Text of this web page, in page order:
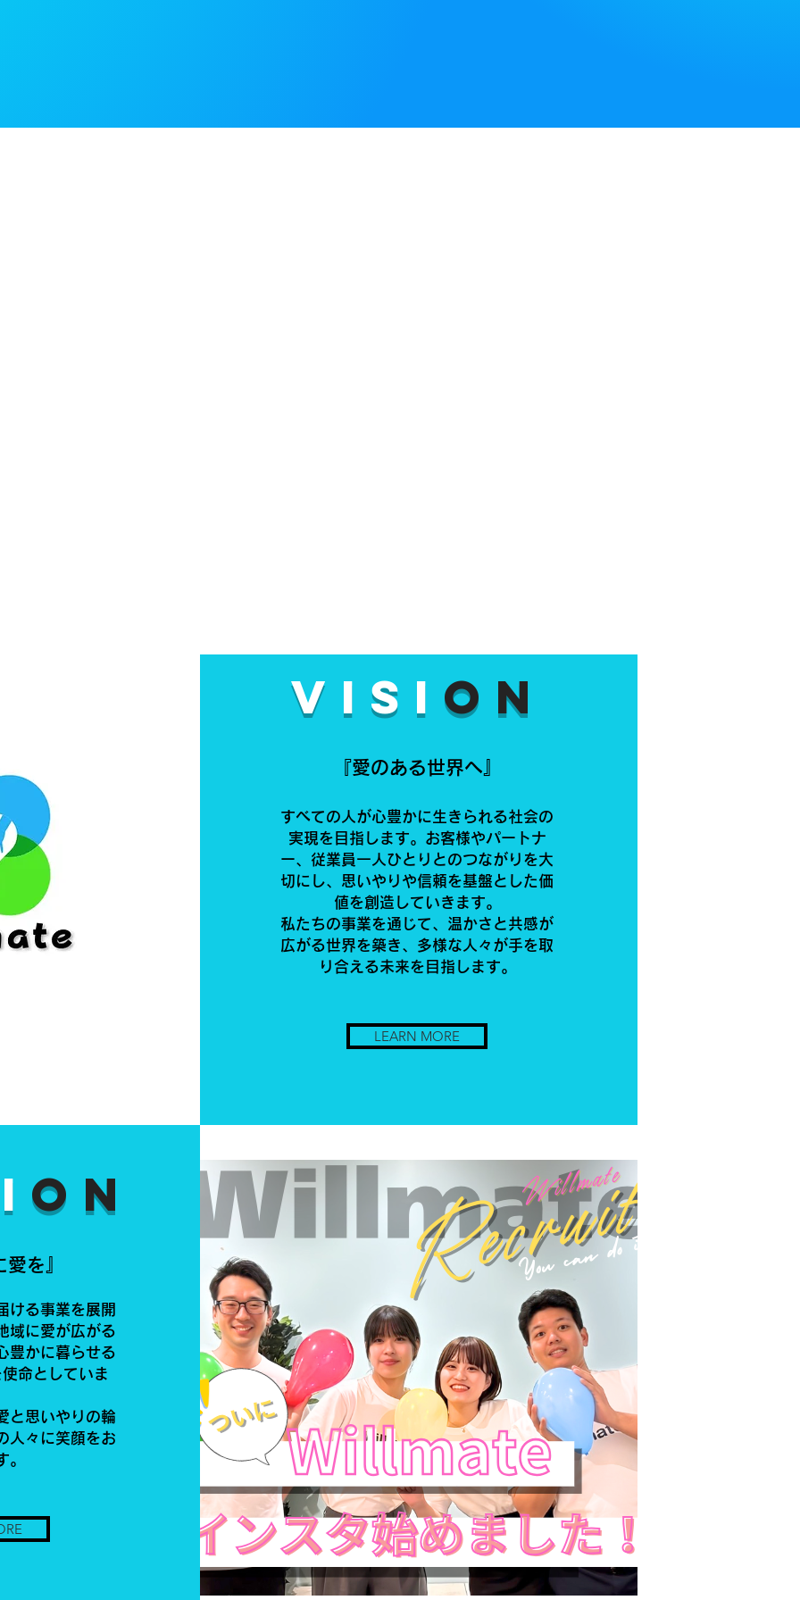
Visi on
『愛のある世界へ』
すべての人が心豊かに生きられる社会の
実現を目指します。お客様やパートナ
ー、従業員一人ひとりとのつながりを大
切にし、思いやりや信頼を基盤とした価
値を創造していきます。
私たちの事業を通じて、温かさと共感が
広がる世界を築き、多様な人々が手を取
り合える未来を目指します。
LEARN MORE
on
を』
ける事業を展開
域に愛が広がる
豊かに暮らせる
命としていま
と思いやりの輪
人々に笑顔をお
。